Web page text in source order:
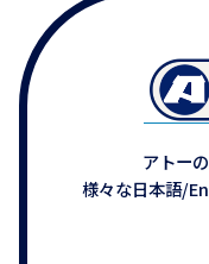
アトー
様々な日本語/